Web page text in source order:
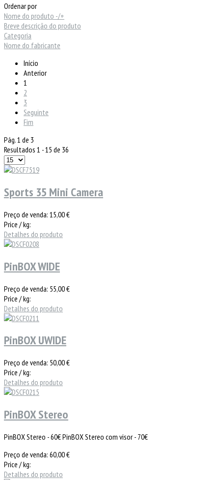
Ordenar por
Nome do produto -/+
Breve descrição do produto
Categoria
Nome do fabricante
Início
Anterior
1
2
3
Seguinte
Fim
Pág. 1 de 3
Resultados 1 - 15 de 36
Sports 35 Mini Camera
Preço de venda: 15,00 €
Price / kg:
Detalhes do produto
PinBOX WIDE
Preço de venda: 55,00 €
Price / kg:
Detalhes do produto
PinBOX UWIDE
Preço de venda: 50,00 €
Price / kg:
Detalhes do produto
PinBOX Stereo
PinBOX Stereo - 60€ PinBOX Stereo com visor - 70€
Preço de venda: 60,00 €
Price / kg:
Detalhes do produto